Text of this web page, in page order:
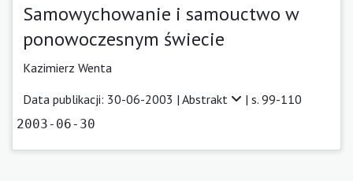
Samowychowanie i samouctwo w
ponowoczesnym świecie
Kazimierz Wenta
Data publikacji: 30-06-2003 | Abstrakt | s. 99-110
2003-06-30